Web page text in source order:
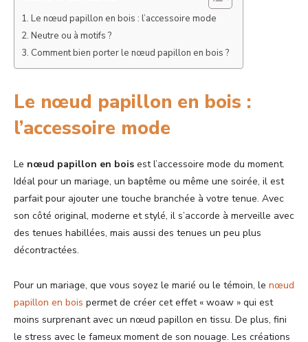
Le nœud papillon en bois : l’accessoire mode
Neutre ou à motifs ?
Comment bien porter le nœud papillon en bois ?
Le nœud papillon en bois :
l’accessoire mode
Le nœud papillon en bois est l’accessoire mode du moment.
Idéal pour un mariage, un baptême ou même une soirée, il est
parfait pour ajouter une touche branchée à votre tenue. Avec
son côté original, moderne et stylé, il s’accorde à merveille avec
des tenues habillées, mais aussi des tenues un peu plus
décontractées.
Pour un mariage, que vous soyez le marié ou le témoin, le nœud
papillon en bois permet de créer cet effet « woaw » qui est
moins surprenant avec un nœud papillon en tissu. De plus, fini
le stress avec le fameux moment de son nouage. Les créations